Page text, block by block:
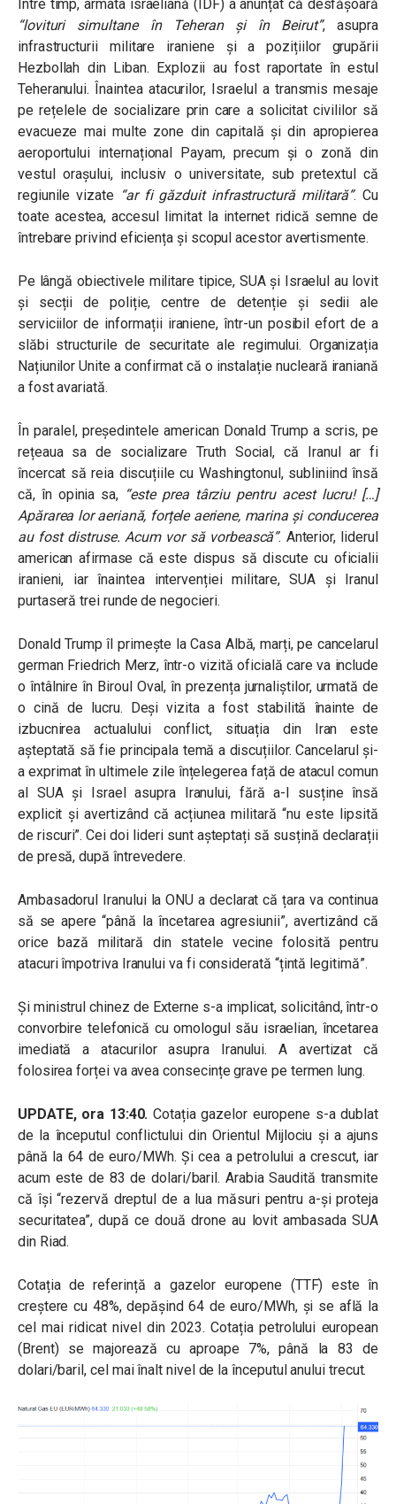
Între timp, armata israeliană (IDF) a anunțat că desfășoară
“lovituri simultane în Teheran și în Beirut”, asupra
infrastructurii militare iraniene și a pozițiilor grupării
Hezbollah din Liban. Explozii au fost raportate în estul
Teheranului. Înaintea atacurilor, Israelul a transmis mesaje
pe rețelele de socializare prin care a solicitat civililor să
evacueze mai multe zone din capitală și din apropierea
aeroportului internațional Payam, precum și o zonă din
vestul orașului, inclusiv o universitate, sub pretextul că
regiunile vizate “ar fi găzduit infrastructură militară”. Cu
toate acestea, accesul limitat la internet ridică semne de
întrebare privind eficiența și scopul acestor avertismente.
Pe lângă obiectivele militare tipice, SUA și Israelul au lovit
și secții de poliție, centre de detenție și sedii ale
serviciilor de informații iraniene, într-un posibil efort de a
slăbi structurile de securitate ale regimului. Organizația
Națiunilor Unite a confirmat că o instalație nucleară iraniană
a fost avariată.
În paralel, președintele american Donald Trump a scris, pe
rețeaua sa de socializare Truth Social, că Iranul ar fi
încercat să reia discuțiile cu Washingtonul, subliniind însă
că, în opinia sa, “este prea târziu pentru acest lucru! […]
Apărarea lor aeriană, forțele aeriene, marina și conducerea
au fost distruse. Acum vor să vorbească”. Anterior, liderul
american afirmase că este dispus să discute cu oficialii
iranieni, iar înaintea intervenției militare, SUA și Iranul
purtaseră trei runde de negocieri.
Donald Trump îl primește la Casa Albă, marți, pe cancelarul
german Friedrich Merz, într-o vizită oficială care va include
o întâlnire în Biroul Oval, în prezența jurnaliștilor, urmată de
o cină de lucru. Deși vizita a fost stabilită înainte de
izbucnirea actualului conflict, situația din Iran este
așteptată să fie principala temă a discuțiilor. Cancelarul și-
a exprimat în ultimele zile înțelegerea față de atacul comun
al SUA și Israel asupra Iranului, fără a-l susține însă
explicit și avertizând că acțiunea militară “nu este lipsită
de riscuri”. Cei doi lideri sunt așteptați să susțină declarații
de presă, după întrevedere.
Ambasadorul Iranului la ONU a declarat că țara va continua
să se apere “până la încetarea agresiunii”, avertizând că
orice bază militară din statele vecine folosită pentru
atacuri împotriva Iranului va fi considerată “țintă legitimă”.
Și ministrul chinez de Externe s-a implicat, solicitând, într-o
convorbire telefonică cu omologul său israelian, încetarea
imediată a atacurilor asupra Iranului. A avertizat că
folosirea forței va avea consecințe grave pe termen lung.
UPDATE, ora 13:40. Cotația gazelor europene s-a dublat
de la începutul conflictului din Orientul Mijlociu și a ajuns
până la 64 de euro/MWh. Și cea a petrolului a crescut, iar
acum este de 83 de dolari/baril. Arabia Saudită transmite
că își “rezervă dreptul de a lua măsuri pentru a-și proteja
securitatea”, după ce două drone au lovit ambasada SUA
din Riad.
Cotația de referință a gazelor europene (TTF) este în
creștere cu 48%, depășind 64 de euro/MWh, și se află la
cel mai ridicat nivel din 2023. Cotația petrolului european
(Brent) se majorează cu aproape 7%, până la 83 de
dolari/baril, cel mai înalt nivel de la începutul anului trecut.